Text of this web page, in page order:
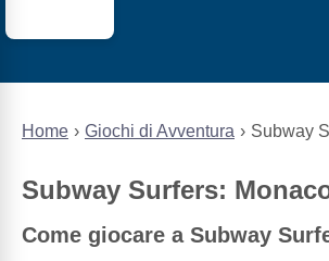
Home Giochi di Avventura Subway
Subway Surfers:
Come giocare a Subway